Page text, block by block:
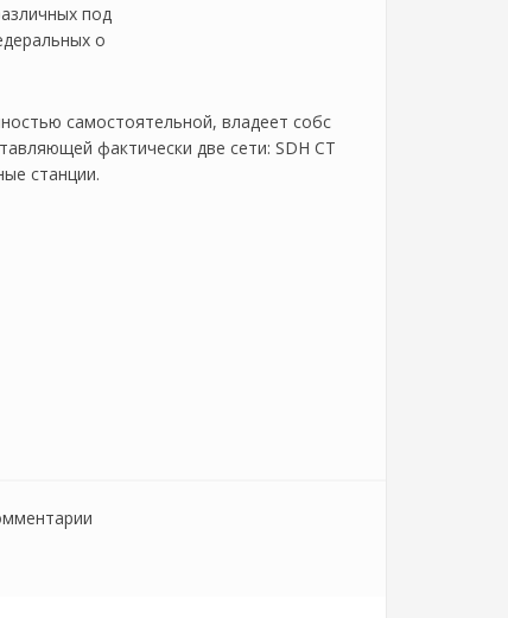
под
о
самостоятельной, владеет собс
фактически две сети: SDH СТ
станции.